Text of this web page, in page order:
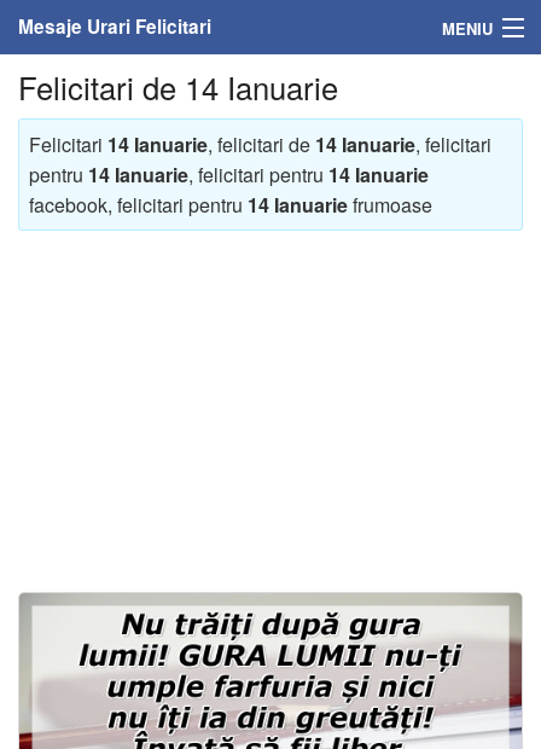
Mesaje Urari Felicitari MENIU
Home
Mesaje
Felicitari
Felicitari muzicale
Felicitari muzicale personalizate
Felicitari animate
Felicitari de 14 Ianuarie
Felicitari 14 Ianuarie, felicitari de 14 Ianuarie, felicitari
pentru 14 Ianuarie, felicitari pentru 14 Ianuarie
facebook, felicitari pentru 14 Ianuariefrumoase